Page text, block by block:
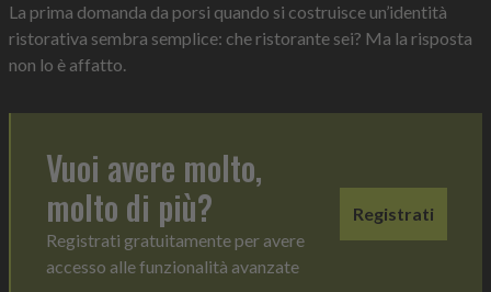
La prima domanda da porsi quando si costruisce un’identità
ristorativa sembra semplice: che ristorante sei? Ma la risposta
non lo è affatto.
Vuoi avere molto,
molto di più?
Registrati gratuitamente per avere
accesso alle funzionalità avanzate
Registrati